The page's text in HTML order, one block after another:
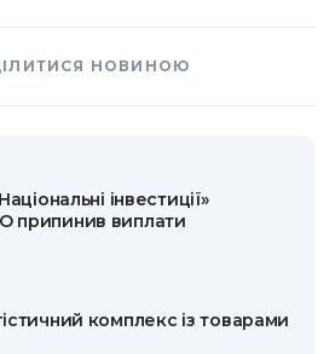
НОВИНОЮ
інвестиції»
припинив виплати
комплекс із товарами